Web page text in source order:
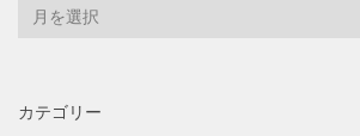
ブ
カテゴリー